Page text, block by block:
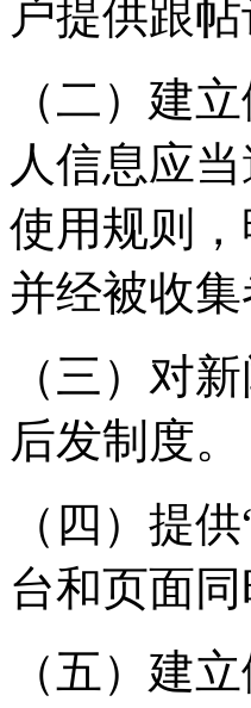
户提供跟帖
（二）建
人信息应
使用规则
并经被收集
（三）对
后发制度。
（四）提
台和页面
（五）建